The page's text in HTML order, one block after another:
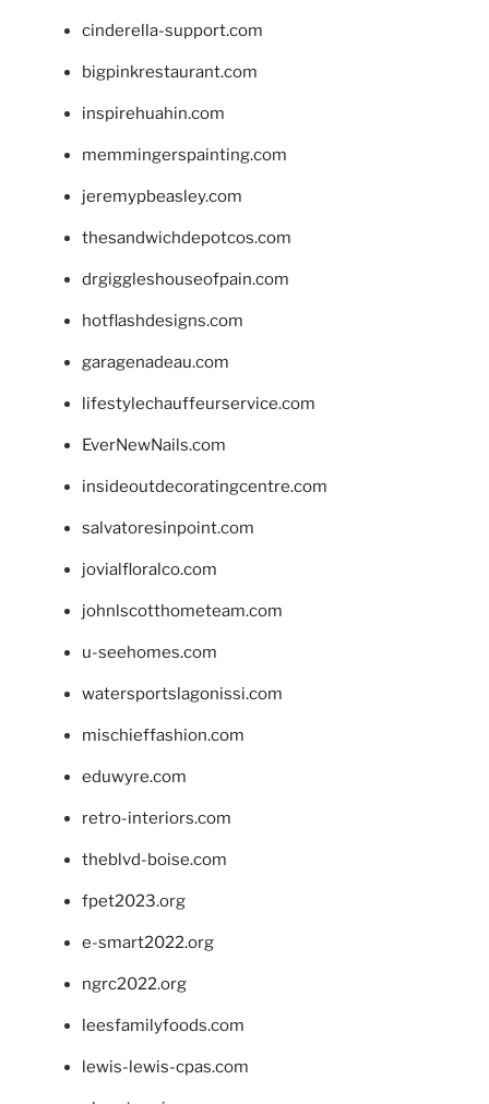
cinderella-support.com
bigpinkrestaurant.com
inspirehuahin.com
memmingerspainting.com
jeremypbeasley.com
thesandwichdepotcos.com
drgiggleshouseofpain.com
hotflashdesigns.com
garagenadeau.com
lifestylechauffeurservice.com
EverNewNails.com
insideoutdecoratingcentre.com
salvatoresinpoint.com
jovialfloralco.com
johnlscotthometeam.com
u-seehomes.com
watersportslagonissi.com
mischieffashion.com
eduwyre.com
retro-interiors.com
theblvd-boise.com
fpet2023.org
e-smart2022.org
ngrc2022.org
leesfamilyfoods.com
lewis-lewis-cpas.com